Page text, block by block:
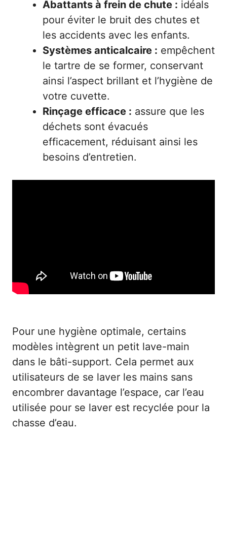
Abattants à frein de chute : idéals
pour éviter le bruit des chutes et
les accidents avec les enfants.
Systèmes anticalcaire : empêchent
le tartre de se former, conservant
ainsi l’aspect brillant et l’hygiène de
votre cuvette.
Rinçage efficace : assure que les
déchets sont évacués
efficacement, réduisant ainsi les
besoins d’entretien.
Pour une hygiène optimale, certains
modèles intègrent un petit lave-main
dans le bâti-support. Cela permet aux
utilisateurs de se laver les mains sans
encombrer davantage l’espace, car l’eau
utilisée pour se laver est recyclée pour la
chasse d’eau.